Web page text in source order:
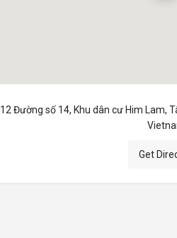
12 Đường số 14, Khu dân cư Him Lam,
Get